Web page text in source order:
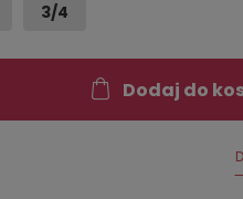
3/4
Dodaj do